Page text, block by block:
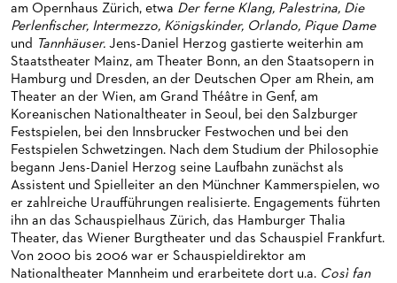
DAS FRANKFURTER OPERN- UND MUSEUMS­ORCHESTER
GENERAL­MUSIKDIREKTOR
MITGLIEDER DES ORCHESTERS
PAUL-HINDEMITH-ORCHESTER­AKADEMIE
HISTORIE DES ORCHESTERS
STELLEN­ANGEBOTE ORCHESTER UND AKADEMIE
CHOR
KINDERCHOR
PRESSE
KONTAKT
PRESSE­MITTEILUNGEN
PRESSEFOTOS
MATERIALIEN
PRESSE­STIMMEN
NEWS
UMBESETZUNGEN
MEDIATHEK
BLOG
KOSTÜMPODCAST
CD / DVD-SERIE DER OPER FRANKFURT
BLOG
SERVICE
GRUPPENREISEN
ABONNEMENT
am Opernhaus Zürich, etwa Der ferne Klang, Palestrina, Die
Perlen­fischer, Intermezzo, Königskinder, Orlando, Pique Dame
und Tannhäuser. Jens-Daniel Herzog gastierte weiterhin am
Staatstheater Mainz, am Theater Bonn, an den Staatsopern in
Hamburg und Dresden, an der Deutschen Oper am Rhein, am
Theater an der Wien, am Grand Théâtre in Genf, am
Koreanischen Nationaltheater in Seoul, bei den Salzburger
Festspielen, bei den Innsbrucker Festwochen und bei den
Festspielen Schwetzingen. Nach dem Studium der Philosophie
begann Jens-Daniel Herzog seine Laufbahn zunächst als
Assistent und Spielleiter an den Münchner Kammerspielen, wo
er zahlreiche Uraufführungen realisierte. Engagements führten
ihn an das Schauspielhaus Zürich, das Hamburger Thalia
Theater, das Wiener Burgtheater und das Schauspiel Frankfurt.
Von 2000 bis 2006 war er Schauspieldirektor am
Nationaltheater Mannheim und erarbeitete dort u.a. Così fan